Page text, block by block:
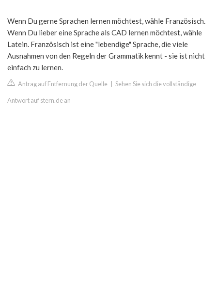
Wenn Du gerne Sprachen lernen möchtest, wähle Französisch.
Wenn Du lieber eine Sprache als CAD lernen möchtest, wähle
Latein. Französisch ist eine "lebendige" Sprache, die viele
Ausnahmen von den Regeln der Grammatik kennt - sie ist nicht
einfach zu lernen.
Antrag auf Entfernung der Quelle Sehen Sie sich die vollständige
Antwort auf stern.de an